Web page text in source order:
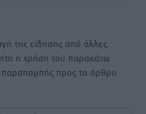
της είδησης από άλλες
η χρήση του παρακάτω
προς το άρθρο